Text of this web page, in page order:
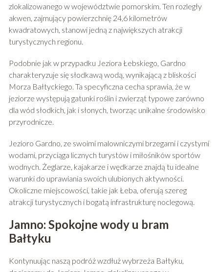
zlokalizowanego w województwie pomorskim. Ten rozległy
akwen, zajmujący powierzchnię 24,6 kilometrów
kwadratowych, stanowi jedną z największych atrakcji
turystycznych regionu.
Podobnie jak w przypadku Jeziora Łebskiego, Gardno
charakteryzuje się słodkawą wodą, wynikającą z bliskości
Morza Bałtyckiego. Ta specyficzna cecha sprawia, że w
jeziorze występują gatunki roślin i zwierząt typowe zarówno
dla wód słodkich, jak i słonych, tworząc unikalne środowisko
przyrodnicze.
Jezioro Gardno, ze swoimi malowniczymi brzegami i czystymi
wodami, przyciąga licznych turystów i miłośników sportów
wodnych. Żeglarze, kajakarze i wędkarze znajdą tu idealne
warunki do uprawiania swoich ulubionych aktywności.
Okoliczne miejscowości, takie jak Łeba, oferują szereg
atrakcji turystycznych i bogatą infrastrukturę noclegową.
Jamno: Spokojne wody u bram
Bałtyku
Kontynuując naszą podróż wzdłuż wybrzeża Bałtyku,